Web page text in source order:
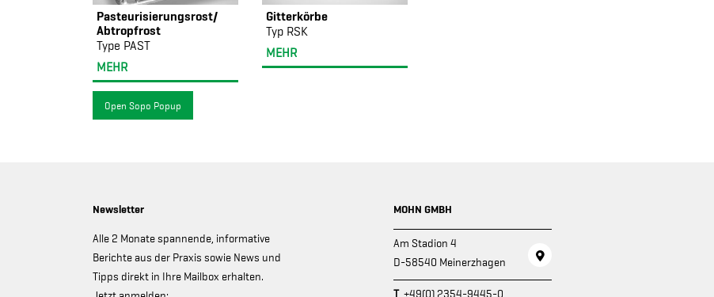
Pasteurisierungsrost/
Abtropfrost
Type PAST
MEHR
Gitterkörbe
Typ RSK
MEHR
Open Sopo Popup
Newsletter
Alle 2 Monate spannende, informative
Berichte aus der Praxis sowie News und
Tipps direkt in Ihre Mailbox erhalten.
MOHN GMBH
Am Stadion 4
D-58540 Meinerzhagen
T+49(0) 2354-9445-0